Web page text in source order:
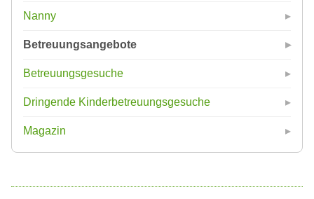
Nanny
Betreuungsangebote
Betreuungsgesuche
Dringende Kinderbetreuungsgesuche
Magazin